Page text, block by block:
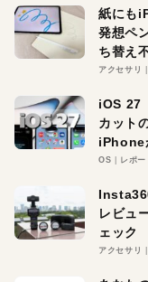
紙にも
発想ペ
ち替え
アクセサリ
iOS 27
カット
iPhone
OS レポー
レビュ
ェック
アクセサリ